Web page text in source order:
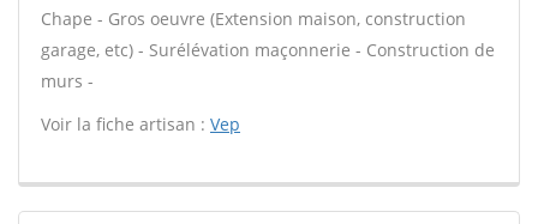
Chape - Gros oeuvre (Extension maison, construction
garage, etc) - Surélévation maçonnerie - Construction de
murs -
Voir la fiche artisan : Vep